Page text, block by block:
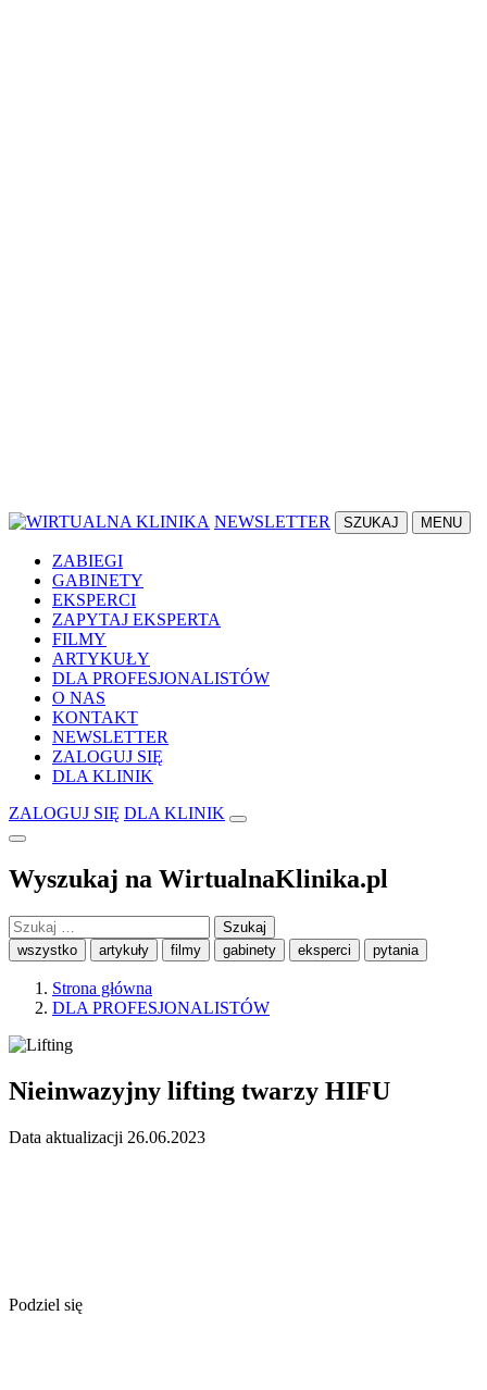
NEWSLETTER SZUKAJ MENU
ZABIEGI
GABINETY
EKSPERCI
ZAPYTAJ EKSPERTA
FILMY
ARTYKUŁY
DLA PROFESJONALISTÓW
O NAS
KONTAKT
NEWSLETTER
ZALOGUJ SIĘ
DLA KLINIK
ZALOGUJ SIĘ DLA KLINIK
Wyszukaj na WirtualnaKlinika.pl
Szukaj:
wszystko artykuły filmy gabinety eksperci pytania
Strona główna
DLA PROFESJONALISTÓW
Nieinwazyjny lifting twarzy HIFU
Data aktualizacji 26.06.2023
Podziel się